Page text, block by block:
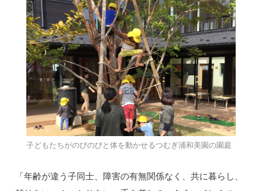
子どもたちがのびのびと体を動かせるつむぎ浦和美園の園庭
「年齢が違う子同士、障害の有無関係なく、共に暮らし、